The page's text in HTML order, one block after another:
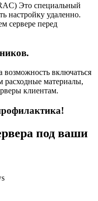
Это специальный
настройку удаленно.
сервере перед
включаться
материалы,
клиентам.
под ваши